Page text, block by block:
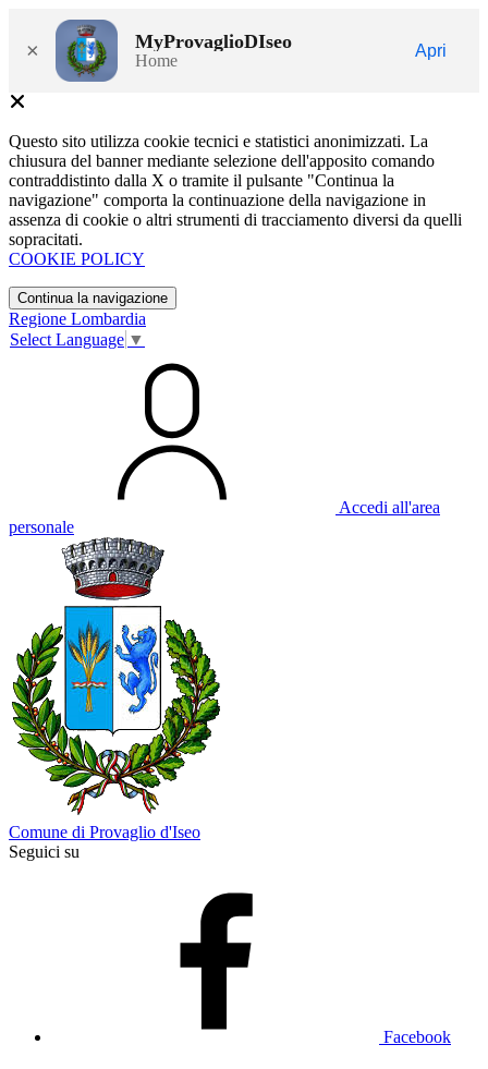
× MyProvaglioDIseo
Home
Apri
Questo sito utilizza cookie tecnici e statistici anonimizzati. La
chiusura del banner mediante selezione dell'apposito comando
contraddistinto dalla X o tramite il pulsante "Continua la
navigazione" comporta la continuazione della navigazione in
assenza di cookie o altri strumenti di tracciamento diversi da quelli
sopracitati.
COOKIE POLICY
Continua la navigazione
Regione Lombardia
Select Language ▼
Accedi all'area
personale
Comune di Provaglio d'Iseo
Seguici su
Facebook